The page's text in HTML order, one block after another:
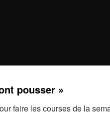
pousser »
faire les courses de la